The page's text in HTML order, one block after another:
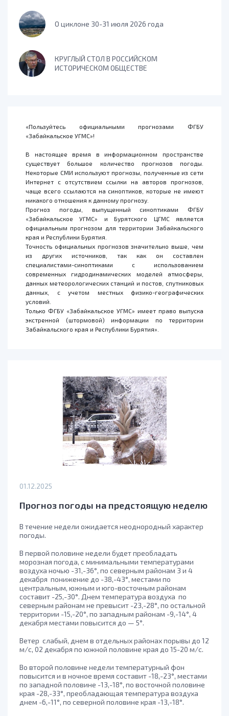
О циклоне 30-31 июля 2026 года
КРУГЛЫЙ СТОЛ В РОССИЙСКОМ
ИСТОРИЧЕСКОМ ОБЩЕСТВЕ
«Пользуйтесь официальными прогнозами ФГБУ
«Забайкальское УГМС»!
В настоящее время в информационном пространстве
существует большое количество прогнозов погоды.
Некоторые СМИ используют прогнозы, полученные из сети
Интернет с отсутствием ссылки на авторов прогнозов,
чаще всего ссылаются на синоптиков, которые не имеют
никакого отношения к данному прогнозу.
Прогноз погоды, выпущенный синоптиками ФГБУ
«Забайкальское УГМС» и Бурятского ЦГМС является
официальным прогнозом для территории Забайкальского
края и Республики Бурятия.
Точность официальных прогнозов значительно выше, чем
из других источников, так как он составлен
специалистами-синоптиками с использованием
современных гидродинамических моделей атмосферы,
данных метеорологических станций и постов, спутниковых
данных, с учетом местных физико-географических
условий.
Только ФГБУ «Забайкальское УГМС» имеет право выпуска
экстренной (штормовой) информации по территории
Забайкальского края и Республики Бурятия».
01.12.2025
Прогноз погоды на предстоящую неделю
В течение недели ожидается неоднородный характер
погоды.
В первой половине недели будет преобладать
морозная погода, с минимальными температурами
воздуха ночью -31,-36°, по северным районам 3 и 4
декабря понижение до -38,-43°, местами по
центральным, южным и юго-восточным районам
составит -25,-30°. Днем температура воздуха по
северным районам не превысит -23,-28°, по остальной
территории -15,-20°, по западным районам -9,-14°, 4
декабря местами повысится до — 5°.
Ветер слабый, днем в отдельных районах порывы до 12
м/с, 02 декабря по южной половине края до 15-20 м/с.
Во второй половине недели температурный фон
повысится и в ночное время составит -18,-23°, местами
по западной половине -13,-18°, по восточной половине
края -28,-33°, преобладающая температура воздуха
днем -6,-11°, по северной половине края -13,-18°.